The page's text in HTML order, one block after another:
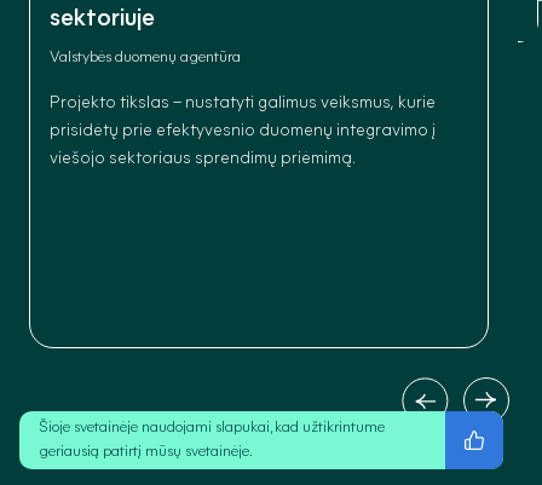
sektoriuje
Valstybės duomenų agentūra
Projekto tikslas – nustatyti galimus veiksmus, kurie
prisidėtų prie efektyvesnio duomenų integravimo į
viešojo sektoriaus sprendimų priėmimą.
Šioje svetainėje naudojami slapukai, kad užtikrintume
geriausią patirtį mūsų svetainėje.